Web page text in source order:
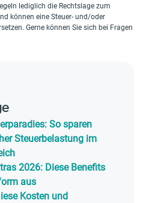
lediglich die Rechtslage zum
können eine Steuer- und/oder
Gerne können Sie sich bei Fragen
So sparen
Steuerbelastung im
2026: Diese Benefits
aus
Kosten und